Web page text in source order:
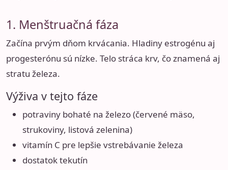
1. Menštruačná fáza
Začína prvým dňom krvácania. Hladiny estrogénu aj
progesterónu sú nízke. Telo stráca krv, čo znamená aj
stratu železa.
Výživa v tejto fáze
potraviny bohaté na železo (červené mäso,
strukoviny, listová zelenina)
vitamín C pre lepšie vstrebávanie železa
dostatok tekutín